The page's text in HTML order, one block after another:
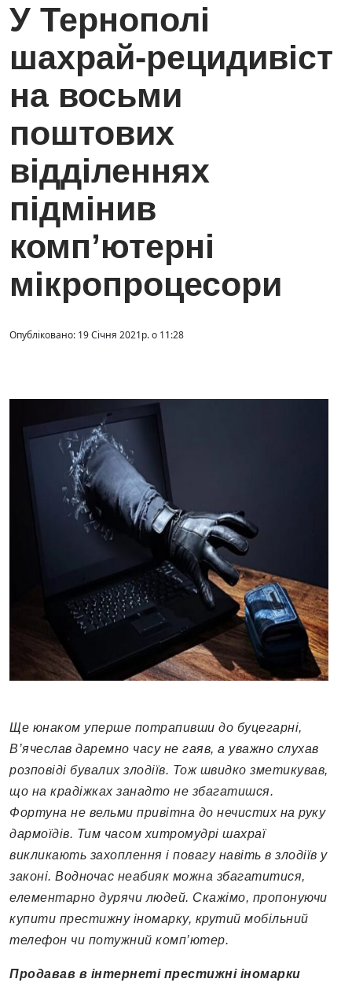
У Тернополі
шахрай-рецидивіст
на восьми
поштових
відділеннях
підмінив
комп’ютерні
мікропроцесори
Опубліковано: 19 Січня 2021р. о 11:28
Ще юнаком уперше потрапивши до буцегарні,
В’ячеслав даремно часу не гаяв, а уважно слухав
розповіді бувалих злодіїв. Тож швидко зметикував,
що на крадіжках занадто не збагатишся.
Фортуна не вельми привітна до нечистих на руку
дармоїдів. Тим часом хитромудрі шахраї
викликають захоплення і повагу навіть в злодіїв у
законі. Водночас неабияк можна збагатитися,
елементарно дурячи людей. Скажімо, пропонуючи
купити престижну іномарку, крутий мобільний
телефон чи потужний комп’ютер.
Продавав в інтернеті престижні іномарки